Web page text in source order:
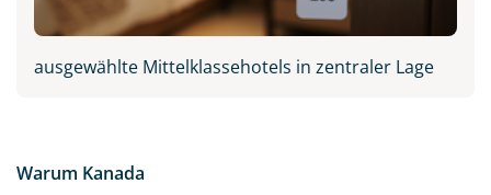
ausgewählte Mittelklassehotels in zentraler Lage
Warum Kanada